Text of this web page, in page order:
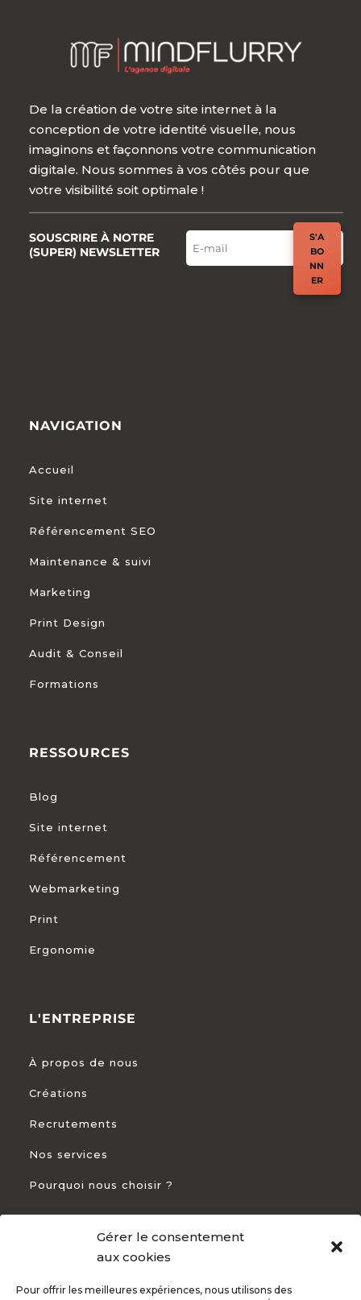
Gérer le consentement
aux cookies
Pour offrir les meilleures expériences, nous utilisons des
De la création de votre site internet à la
conception de votre identité visuelle, nous
imaginons et façonnons votre communication
digitale. Nous sommes à vos côtés pour que
votre visibilité soit optimale !
SOUSCRIRE À NOTRE
(SUPER) NEWSLETTER
S'A
BO
NN
ER
NAVIGATION
Accueil
Site internet
Référencement SEO
Maintenance & suivi
Marketing
Print Design
Audit & Conseil
Formations
RESSOURCES
Blog
Site internet
Référencement
Webmarketing
Print
Ergonomie
L'ENTREPRISE
À propos de nous
Créations
Recrutements
Nos services
Pourquoi nous choisir ?
CONTACT
 +33 5 54 54 93 94